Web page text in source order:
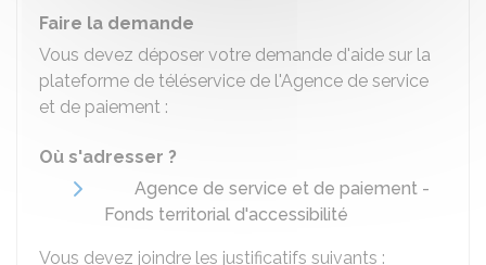
Faire la demande
Vous devez déposer votre demande d'aide sur la
plateforme de téléservice de l'Agence de service
et de paiement :
Où s'adresser ?
Agence de service et de paiement -
Fonds territorial d'accessibilité
Vous devez joindre les justificatifs suivants :